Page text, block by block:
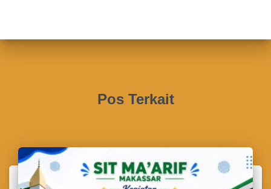
Pos Terkait